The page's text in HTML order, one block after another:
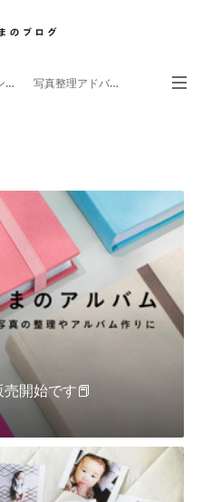
”しまうまプリント”サイト 写真整理アドバイザー
開始です📕